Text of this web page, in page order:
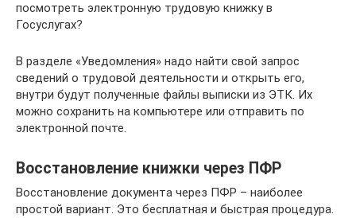
посмотреть электронную трудовую книжку в
Госуслугах?
В разделе «Уведомления» надо найти свой запрос
сведений о трудовой деятельности и открыть его,
внутри будут полученные файлы выписки из ЭТК. Их
можно сохранить на компьютере или отправить по
электронной почте.
Восстановление книжки через ПФР
Восстановление документа через ПФР – наиболее
простой вариант. Это бесплатная и быстрая процедура.